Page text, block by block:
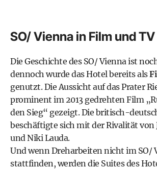
SO/ Vienna in Film und TV
Die Geschichte des SO/ Vienna ist
dennoch wurde das Hotel bereits als
genutzt. Die Aussicht auf das Prater
prominent im 2013 gedrehten Film
den Sieg“ gezeigt. Die britisch-
beschäftigte sich mit der Rivalität von
und Niki Lauda.
Und wenn Dreharbeiten nicht im SO/
stattfinden, werden die Suites des